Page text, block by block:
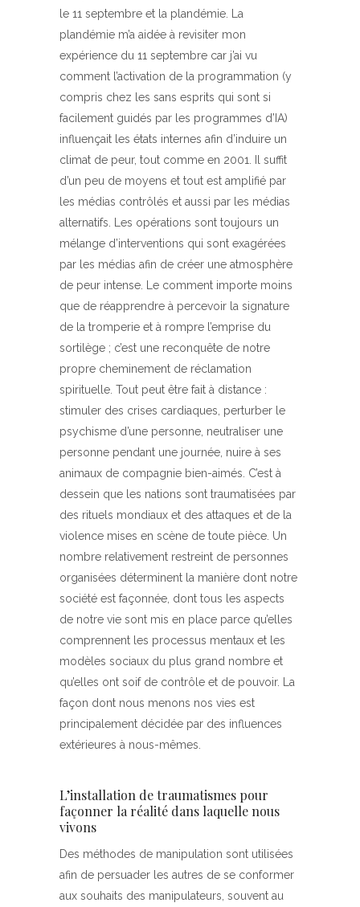
le 11 septembre et la plandémie. La
plandémie m’a aidée à revisiter mon
expérience du 11 septembre car j’ai vu
comment l’activation de la programmation (y
compris chez les sans esprits qui sont si
facilement guidés par les programmes d’IA)
influençait les états internes afin d’induire un
climat de peur, tout comme en 2001. Il suffit
d’un peu de moyens et tout est amplifié par
les médias contrôlés et aussi par les médias
alternatifs. Les opérations sont toujours un
mélange d’interventions qui sont exagérées
par les médias afin de créer une atmosphère
de peur intense. Le comment importe moins
que de réapprendre à percevoir la signature
de la tromperie et à rompre l’emprise du
sortilège ; c’est une reconquête de notre
propre cheminement de réclamation
spirituelle. Tout peut être fait à distance :
stimuler des crises cardiaques, perturber le
psychisme d’une personne, neutraliser une
personne pendant une journée, nuire à ses
animaux de compagnie bien-aimés. C’est à
dessein que les nations sont traumatisées par
des rituels mondiaux et des attaques et de la
violence mises en scène de toute pièce. Un
nombre relativement restreint de personnes
organisées déterminent la manière dont notre
société est façonnée, dont tous les aspects
de notre vie sont mis en place parce qu’elles
comprennent les processus mentaux et les
modèles sociaux du plus grand nombre et
qu’elles ont soif de contrôle et de pouvoir. La
façon dont nous menons nos vies est
principalement décidée par des influences
extérieures à nous-mêmes.
L’installation de traumatismes pour
façonner la réalité dans laquelle nous
vivons
Des méthodes de manipulation sont utilisées
afin de persuader les autres de se conformer
aux souhaits des manipulateurs, souvent au